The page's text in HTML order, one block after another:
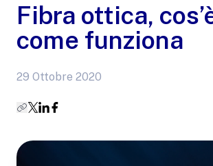
Fibra ottica,
come funziona
29 Ottobre 2020